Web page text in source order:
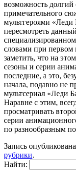
возможность долгий
примечательного
мультгероями
пересмотреть
словами при первом
заметить, что на
сезоны и серии
последние, а это,
начала, подавно не
мультсериал «Леди
Наравне с этим,
просматривать
серии
по разнообразным
Запись опубликована
рубрики.
Найти: